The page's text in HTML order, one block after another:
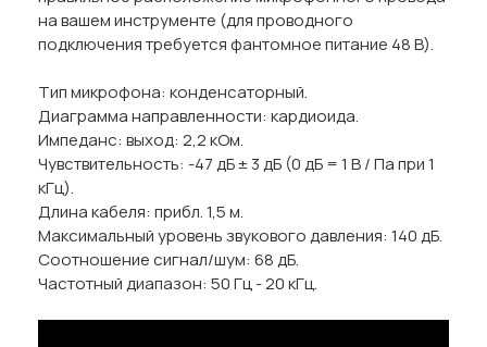
на вашем инструменте (для проводного
подключения требуется фантомное питание 48 В).
Тип микрофона: конденсаторный.
Диаграмма направленности: кардиоида.
Импеданс: выход: 2,2 кОм.
Чувствительность: -47 дБ ± 3 дБ (0 дБ = 1 В / Па при 1
кГц).
Длина кабеля: прибл. 1,5 м.
Максимальный уровень звукового давления: 140 дБ.
Соотношение сигнал/шум: 68 дБ.
Частотный диапазон: 50 Гц - 20 кГц.